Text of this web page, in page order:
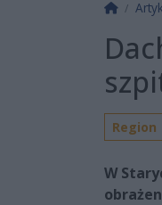
Strona
Region
W